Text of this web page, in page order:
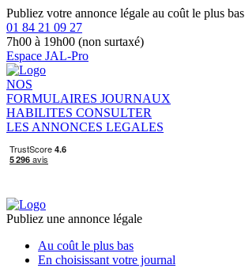
Publiez votre annonce légale au coût le plus bas
01 84 21 09 27
7h00 à 19h00 (non surtaxé)
Espace JAL-Pro
NOS
FORMULAIRES JOURNAUX
HABILITES CONSULTER
LES ANNONCES LEGALES
Publiez une annonce légale
Au coût le plus bas
En choisissant votre journal